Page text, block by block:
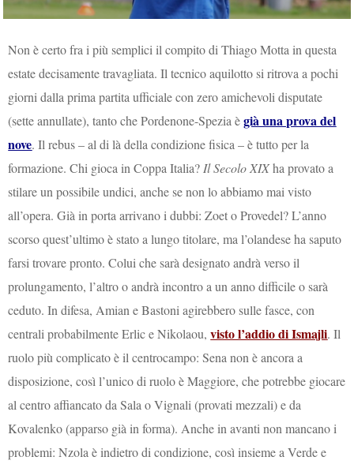
Non è certo fra i più semplici il compito di Thiago Motta in questa
estate decisamente travagliata. Il tecnico aquilotto si ritrova a pochi
giorni dalla prima partita ufficiale con zero amichevoli disputate
(sette annullate), tanto che Pordenone-Spezia ègià una prova del
nove. Il rebus – al di là della condizione fisica – è tutto per la
formazione. Chi gioca in Coppa Italia? Il Secolo XIXha provato a
stilare un possibile undici, anche se non lo abbiamo mai visto
all’opera. Già in porta arrivano i dubbi: Zoet o Provedel? L’anno
scorso quest’ultimo è stato a lungo titolare, ma l’olandese ha saputo
farsi trovare pronto. Colui che sarà designato andrà verso il
prolungamento, l’altro o andrà incontro a un anno difficile o sarà
ceduto. In difesa, Amian e Bastoni agirebbero sulle fasce, con
centrali probabilmente Erlic e Nikolaou,visto l’addio di Ismajli. Il
ruolo più complicato è il centrocampo: Sena non è ancora a
disposizione, così l’unico di ruolo è Maggiore, che potrebbe giocare
al centro affiancato da Sala o Vignali (provati mezzali) e da
Kovalenko (apparso già in forma). Anche in avanti non mancano i
problemi: Nzola è indietro di condizione, così insieme a Verde e